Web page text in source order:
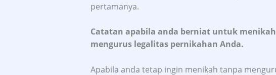
pertamanya.
Catatan apabila anda berniat untuk
mengurus legalitas pernikahan Anda.
Apabila anda tetap ingin menikah tanpa